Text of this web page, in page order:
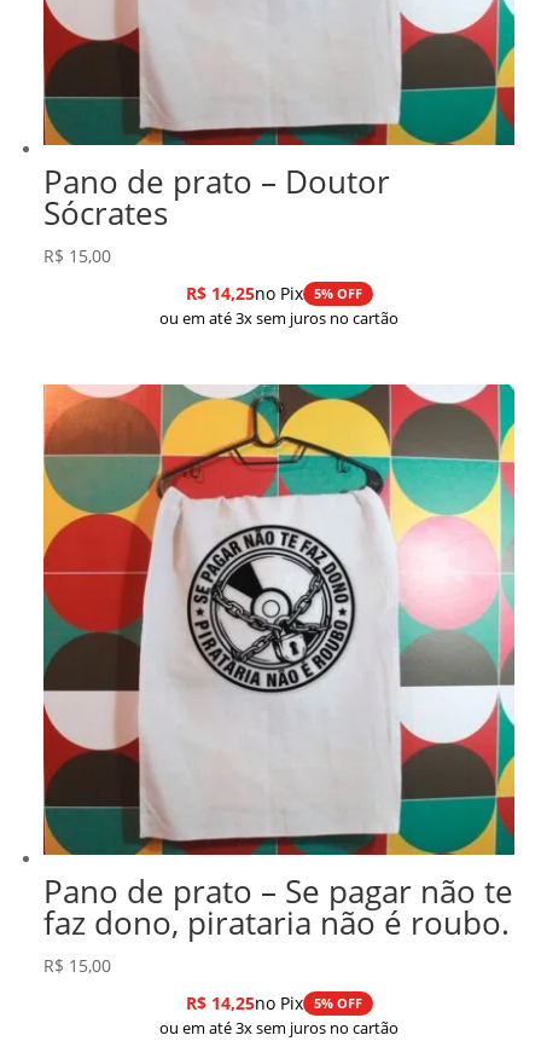
Pano de prato – Doutor
Sócrates
R$ 15,00
R$14,25no Pix 5% OFF
ou em até 3x sem juros no cartão
Pano de prato – Se pagar não te
faz dono, pirataria não é roubo.
R$ 15,00
R$14,25no Pix 5% OFF
ou em até 3x sem juros no cartão